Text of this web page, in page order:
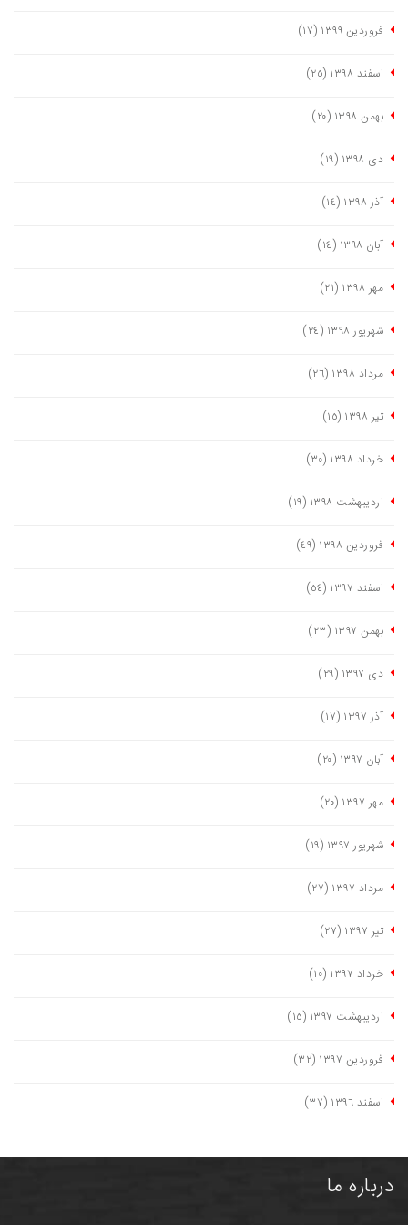
فروردین ١٣٩٩ (١٧)
اسفند ١٣٩٨ (٢٥)
بهمن ١٣٩٨ (٢٠)
دی ١٣٩٨ (١٩)
آذر ١٣٩٨ (١٤)
آبان ١٣٩٨ (١٤)
مهر ١٣٩٨ (٢١)
شهریور ١٣٩٨ (٢٤)
مرداد ١٣٩٨ (٢٦)
تیر ١٣٩٨ (١٥)
خرداد ١٣٩٨ (٣٠)
اردیبهشت ١٣٩٨ (١٩)
فروردین ١٣٩٨ (٤٩)
اسفند ١٣٩٧ (٥٤)
بهمن ١٣٩٧ (٢٣)
دی ١٣٩٧ (٢٩)
آذر ١٣٩٧ (١٧)
آبان ١٣٩٧ (٢٠)
مهر ١٣٩٧ (٢٠)
شهریور ١٣٩٧ (١٩)
مرداد ١٣٩٧ (٢٧)
تیر ١٣٩٧ (٢٧)
خرداد ١٣٩٧ (١٠)
اردیبهشت ١٣٩٧ (١٥)
فروردین ١٣٩٧ (٣٢)
اسفند ١٣٩٦ (٣٧)
درباره ما